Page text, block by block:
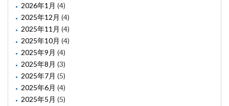
2026年1月 (4)
2025年12月 (4)
2025年11月 (4)
2025年10月 (4)
2025年9月 (4)
2025年8月 (3)
2025年7月 (5)
2025年6月 (4)
2025年5月 (5)